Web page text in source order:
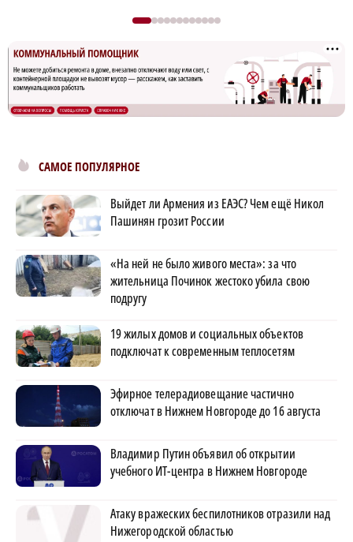
САМОЕ ПОПУЛЯРНОЕ
Выйдет ли Армения из ЕАЭС? Чем ещё Никол
Пашинян грозит России
«На ней не было живого места»: за что
жительница Починок жестоко убила свою
подругу
19 жилых домов и социальных объектов
подключат к современным теплосетям
Эфирное телерадиовещание частично
отключат в Нижнем Новгороде до 16 августа
Владимир Путин объявил об открытии
учебного ИТ-центра в Нижнем Новгороде
Атаку вражеских беспилотников отразили над
Нижегородской областью